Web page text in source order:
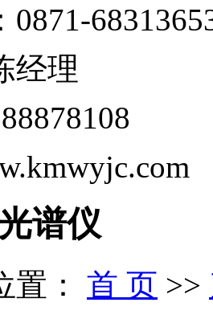
0871-
经理
谱仪
置： 首 页 >>